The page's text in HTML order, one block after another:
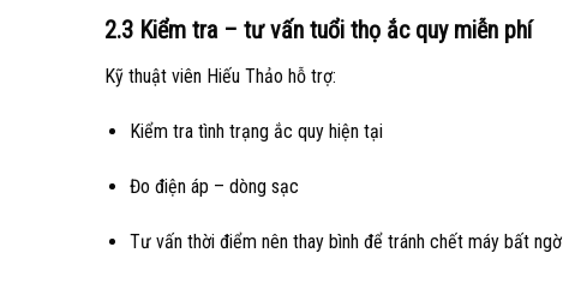
2.3 Kiểm tra – tư vấn tuổi thọ ắc quy miễn phí
Kỹ thuật viên Hiếu Thảo hỗ trợ:
Kiểm tra tình trạng ắc quy hiện tại
Đo điện áp – dòng sạc
Tư vấn thời điểm nên thay bình để tránh chết máy bất ngờ